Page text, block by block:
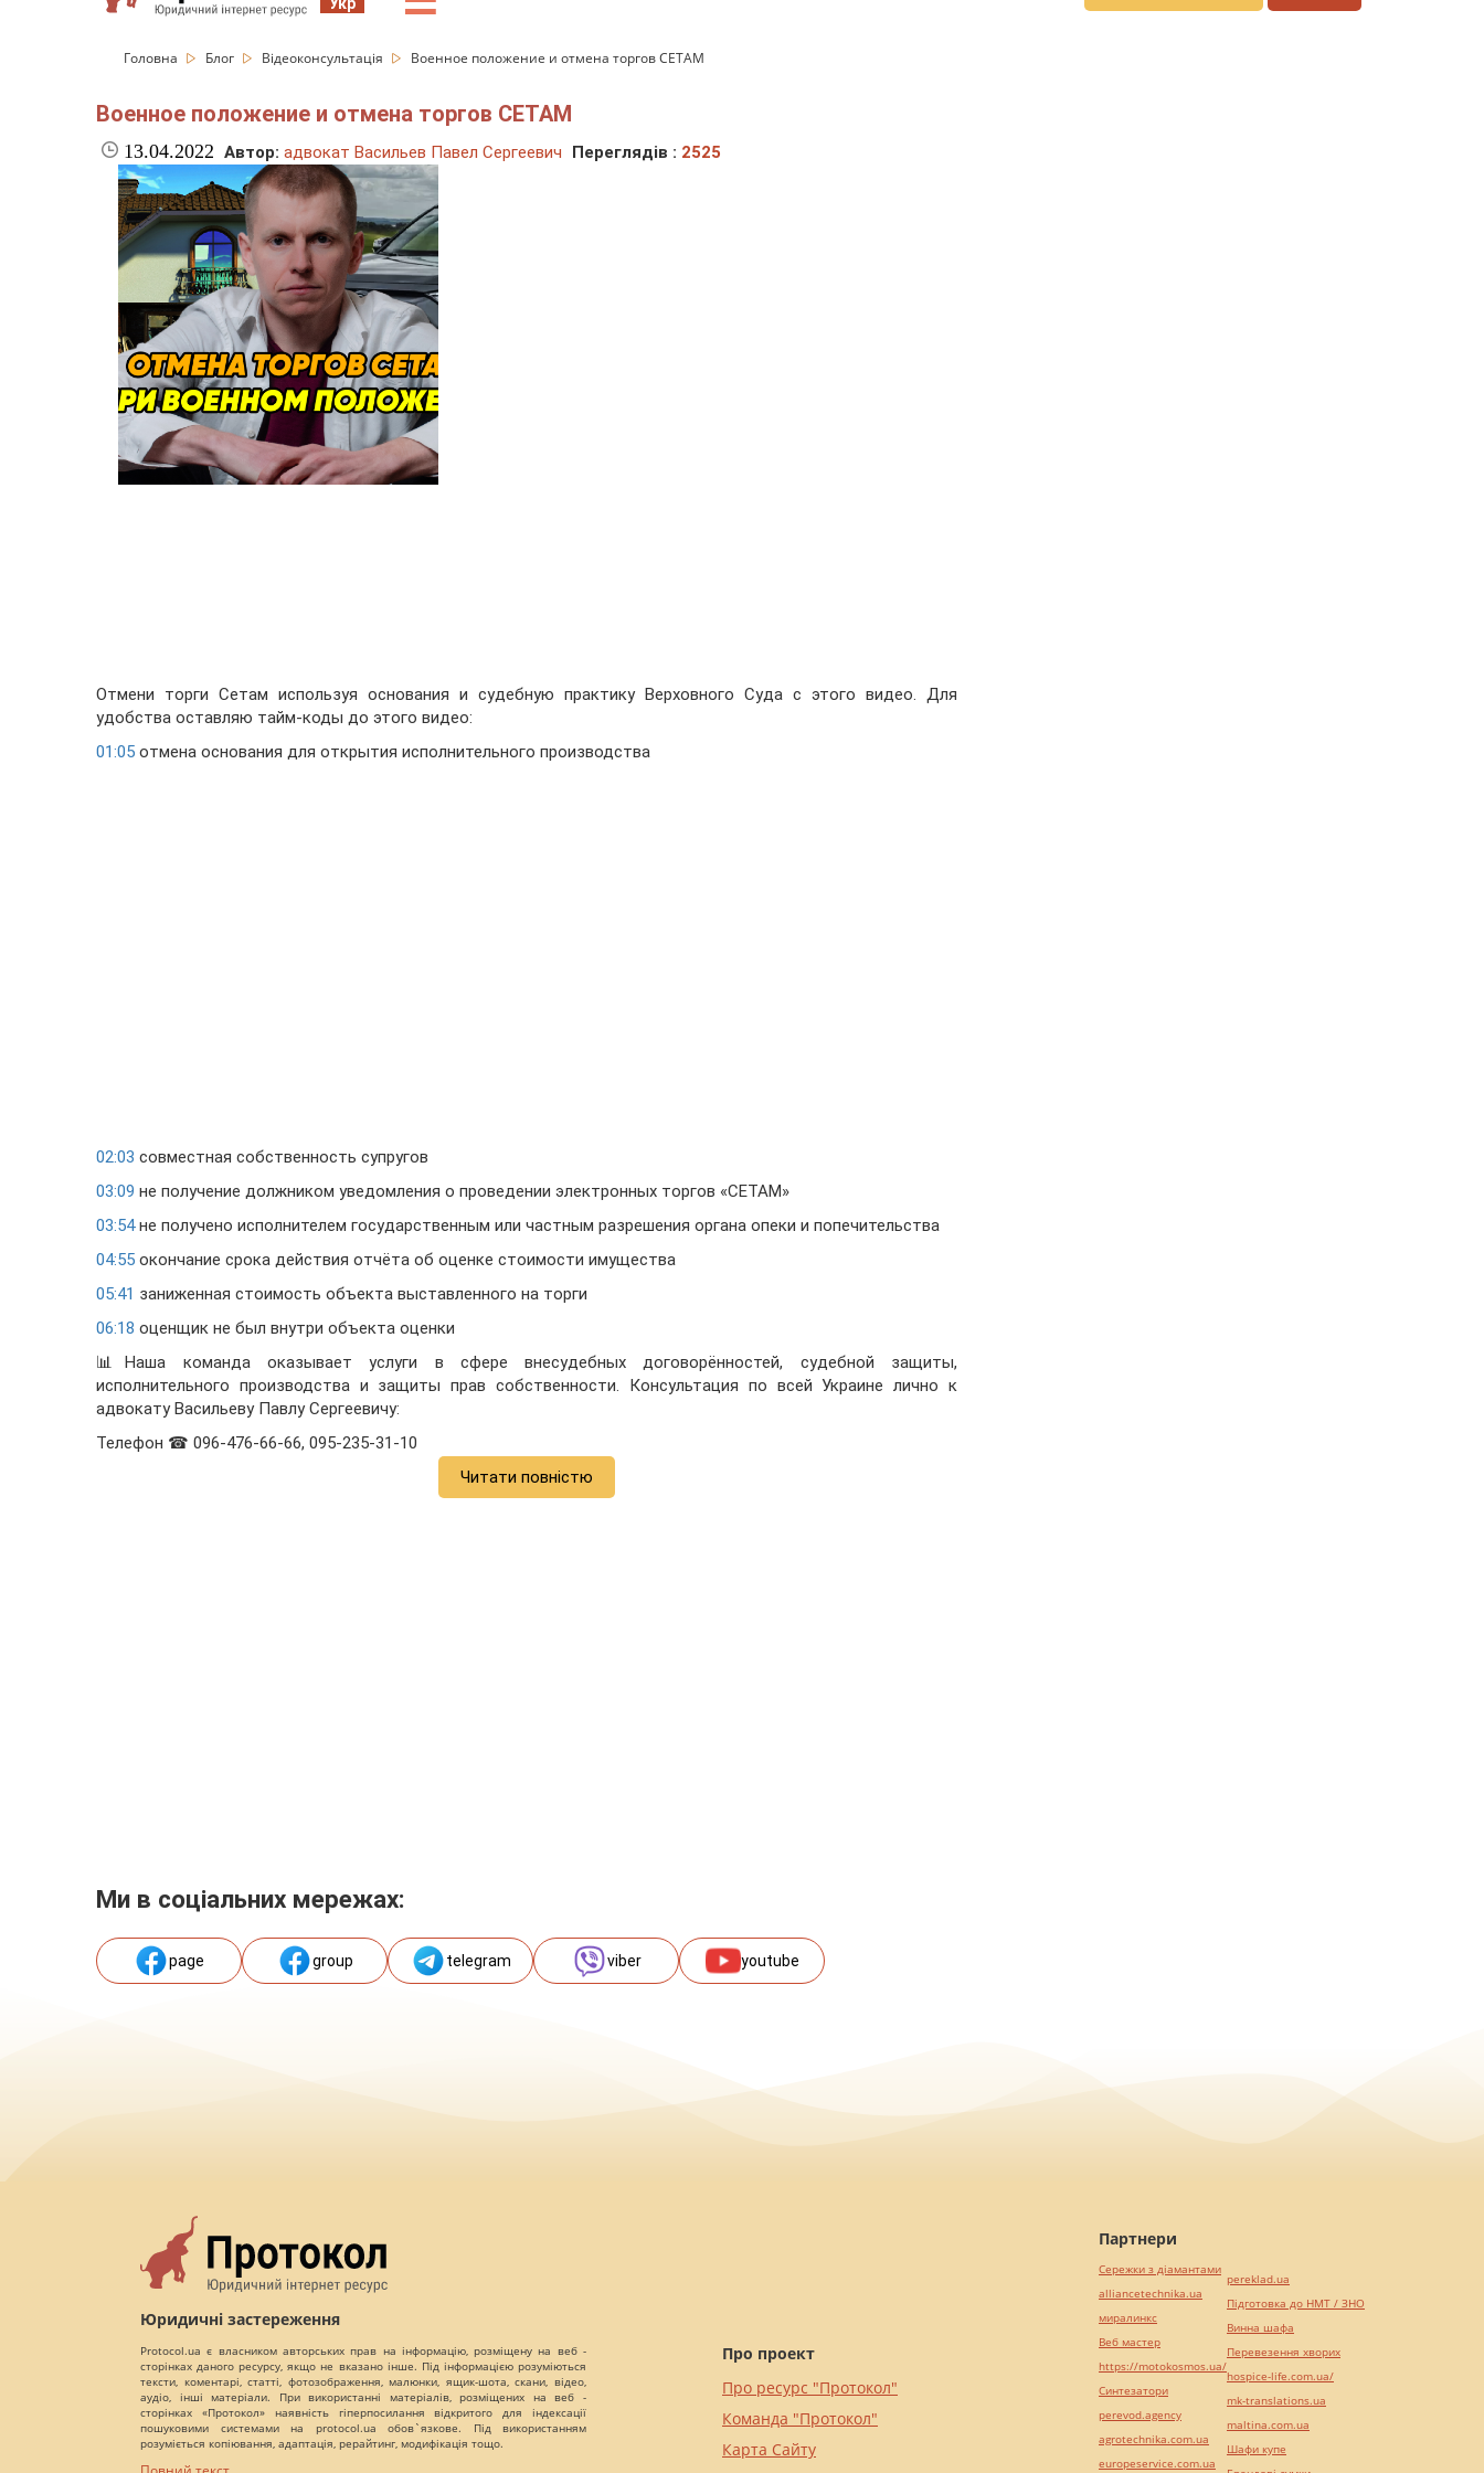
Головна Блог Відеоконсультація Военное положение и отмена торгов СЕТАМ
Военное положение и отмена торгов СЕТАМ
13.04.2022 Автор: адвокат Васильев Павел Сергеевич Переглядів : 2525
Отмени торги Сетам используя основания и судебную практику Верховного Суда с этого видео. Для
удобства оставляю тайм-коды до этого видео:
01:05 отмена основания для открытия исполнительного производства
02:03 совместная собственность супругов
03:09 не получение должником уведомления о проведении электронных торгов «СЕТАМ»
03:54не получено исполнителем государственным или частным разрешения органа опеки и попечительства
04:55 окончание срока действия отчёта об оценке стоимости имущества
05:41 заниженная стоимость объекта выставленного на торги
06:18 оценщик не был внутри объекта оценки
📊Наша команда оказывает услуги в сфере внесудебных договорённостей, судебной защиты,
исполнительного производства и защиты прав собственности. Консультация по всей Украине лично к
адвокату Васильеву Павлу Сергеевичу:
Телефон ☎ 096-476-66-66, 095-235-31-10
Читати повністю
Ми в соціальних мережах:
page group telegram viber youtube
Юридичні застереження
Protocol.ua є власником авторських прав на інформацію, розміщену на веб -
сторінках даного ресурсу, якщо не вказано інше. Під інформацією розуміються
тексти, коментарі, статті, фотозображення, малюнки, ящик-шота, скани, відео,
аудіо, інші матеріали. При використанні матеріалів, розміщених на веб -
сторінках «Протокол» наявність гіперпосилання відкритого для індексації
пошуковими системами на protocol.ua обов`язкове. Під використанням
розуміється копіювання, адаптація, рерайтинг, модифікація тощо.
Про проект
Про ресурс "Протокол"
Команда "Протокол"
Карта Сайту
Партнери
Сережки з діамантами
alliancetechnika.ua
миралинкс
Веб мастер
https://motokosmos.ua/
Синтезатори
perevod.agency
agrotechnika.com.ua
europeservice.com.ua
pereklad.ua
Підготовка до НМТ / ЗНО
Винна шафа
Перевезення хворих
hospice-life.com.ua/
mk-translations.ua
maltina.com.ua
Шафи купе